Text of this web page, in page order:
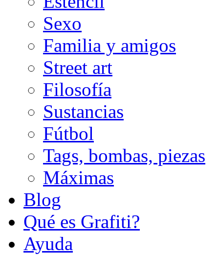
Sexo
Familia y amigos
Street art
Filosofía
Sustancias
Fútbol
Tags, bombas, piezas
Máximas
Blog
Qué es Grafiti?
Ayuda